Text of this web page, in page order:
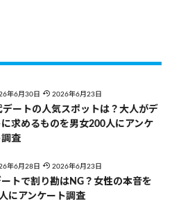
年6月30日 2026年6月23日
デートの人気スポットは？大人がデ
に求めるものを男女200人にアンケ
査
年6月28日 2026年6月23日
トで割り勘はNG？女性の本音を
にアンケート調査